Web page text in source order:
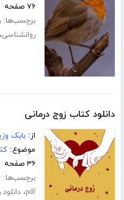
۷۶ صفحه
برچسب‌ها:
روانشناسی،
دانلود کتاب زوج درمانی
از:بابک
موضوع:
۳۶ صفحه
برچسب‌ها:
pdf،